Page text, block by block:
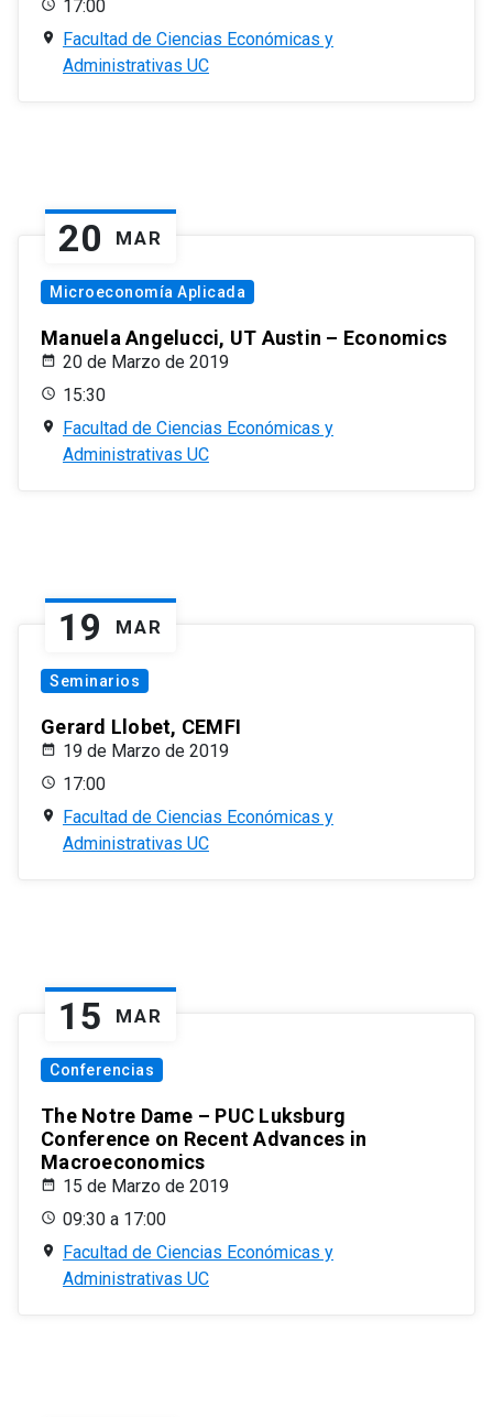
17:00
Facultad de Ciencias Económicas y
Administrativas UC
20 MAR
Microeconomía Aplicada
Manuela Angelucci, UT Austin – Economics
20 de Marzo de 2019
15:30
Facultad de Ciencias Económicas y
Administrativas UC
19 MAR
Seminarios
Gerard Llobet, CEMFI
19 de Marzo de 2019
17:00
Facultad de Ciencias Económicas y
Administrativas UC
15 MAR
Conferencias
The Notre Dame – PUC Luksburg
Conference on Recent Advances in
Macroeconomics
15 de Marzo de 2019
09:30 a 17:00
Facultad de Ciencias Económicas y
Administrativas UC